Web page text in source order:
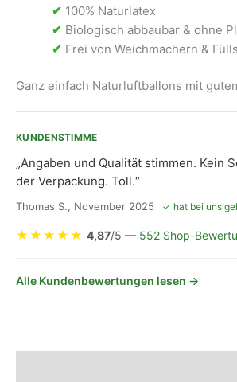
✔ 100% Naturlatex
✔ Biologisch abbaubar & ohne
✔ Frei von Weichmachern &
Ganz einfach Naturluftballons mit
KUNDENSTIMME
„Angaben und Qualität stimmen. Kein
der Verpackung. Toll.“
Thomas S., November 2025 ✓ hat bei uns
★ ★ ★ ★ ★ 4,87/5 — 552 Shop-
Alle Kundenbewertungen lesen →